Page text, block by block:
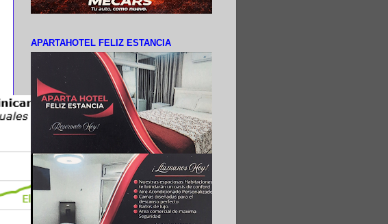
APARTAHOTEL FELIZ ESTANCIA